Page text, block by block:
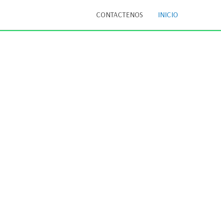
CONTACTENOS INICIO